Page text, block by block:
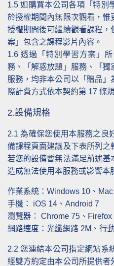
1.5如購買本公司各項「特別
於授權期間內無限次觀看，
授權期間後可繼續觀看課程
案」包含之課程影片內容。
1.6透過「特別學習方案」
務、「解惑放題」服務、「獨
服務，均非本公司以「贈品
際計費方式依本契約第 17 條
2.設備規格
2.1為確保您使用本服務之良
備課程頁面建議及下表所列之
若您的設備暫無法滿足前述
造成無法使用本服務或影響本
作業系統：Windows 10、
手機： iOS 14、Android 7
瀏覽器： Chrome 75、Firefox
網路速度：光纖網路 2M、行
2.2 您連結本公司指定網站系
經雙方約定由本公司所提供者